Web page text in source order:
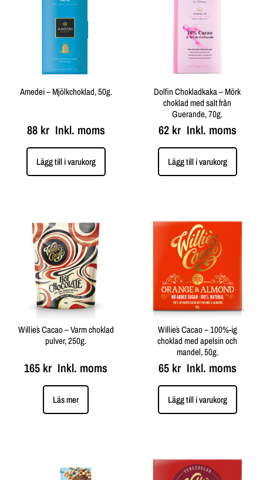
Amedei – Mjölkchoklad, 50g.
88 krInkl. moms
Lägg till i varukorg
Dolfin Chokladkaka – Mörk
choklad med salt från
Guerande, 70g.
62 krInkl. moms
Lägg till i varukorg
Willie´s Cacao – Varm choklad
pulver, 250g.
165 kr Inkl. moms
Läs mer
Willie´s Cacao – 100%-ig
choklad med apelsin och
mandel, 50g.
65 krInkl. moms
Lägg till i varukorg